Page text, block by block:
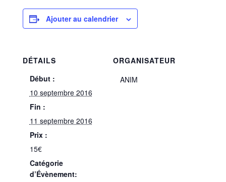
Ajouter au calendrier
DÉTAILS
Début :
10 septembre 2016
Fin :
11 septembre 2016
Prix :
15€
Catégorie
d’Évènement:
ORGANISATEUR
ANIM